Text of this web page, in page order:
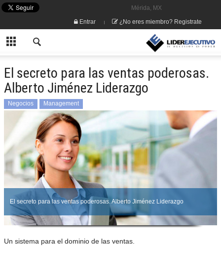
Mérida, MX
Entrar
¿No eres miembro? Registrate
El secreto para las ventas poderosas.
Alberto Jiménez Liderazgo
Negocios Management
El secreto para las ventas poderosas. Alberto Jiménez Liderazgo
Un sistema para el dominio de las ventas.